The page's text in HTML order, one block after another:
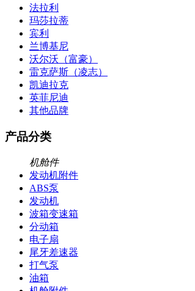
法拉利
玛莎拉蒂
宾利
兰博基尼
沃尔沃（富豪）
雷克萨斯（凌志）
凯迪拉克
英菲尼迪
其他品牌
产品分类
机舱件
发动机附件
ABS泵
发动机
波箱变速箱
分动箱
电子扇
尾牙差速器
打气泵
油箱